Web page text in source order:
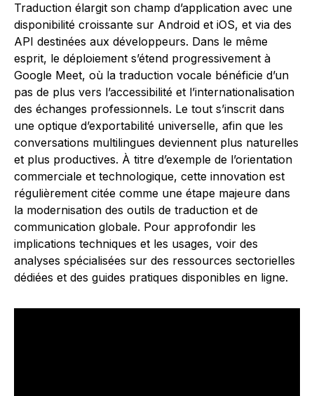
Traduction élargit son champ d’application avec une
disponibilité croissante sur Android et iOS, et via des
API destinées aux développeurs. Dans le même
esprit, le déploiement s’étend progressivement à
Google Meet, où la traduction vocale bénéficie d’un
pas de plus vers l’accessibilité et l’internationalisation
des échanges professionnels. Le tout s’inscrit dans
une optique d’exportabilité universelle, afin que les
conversations multilingues deviennent plus naturelles
et plus productives. À titre d’exemple de l’orientation
commerciale et technologique, cette innovation est
régulièrement citée comme une étape majeure dans
la modernisation des outils de traduction et de
communication globale. Pour approfondir les
implications techniques et les usages, voir des
analyses spécialisées sur des ressources sectorielles
dédiées et des guides pratiques disponibles en ligne.